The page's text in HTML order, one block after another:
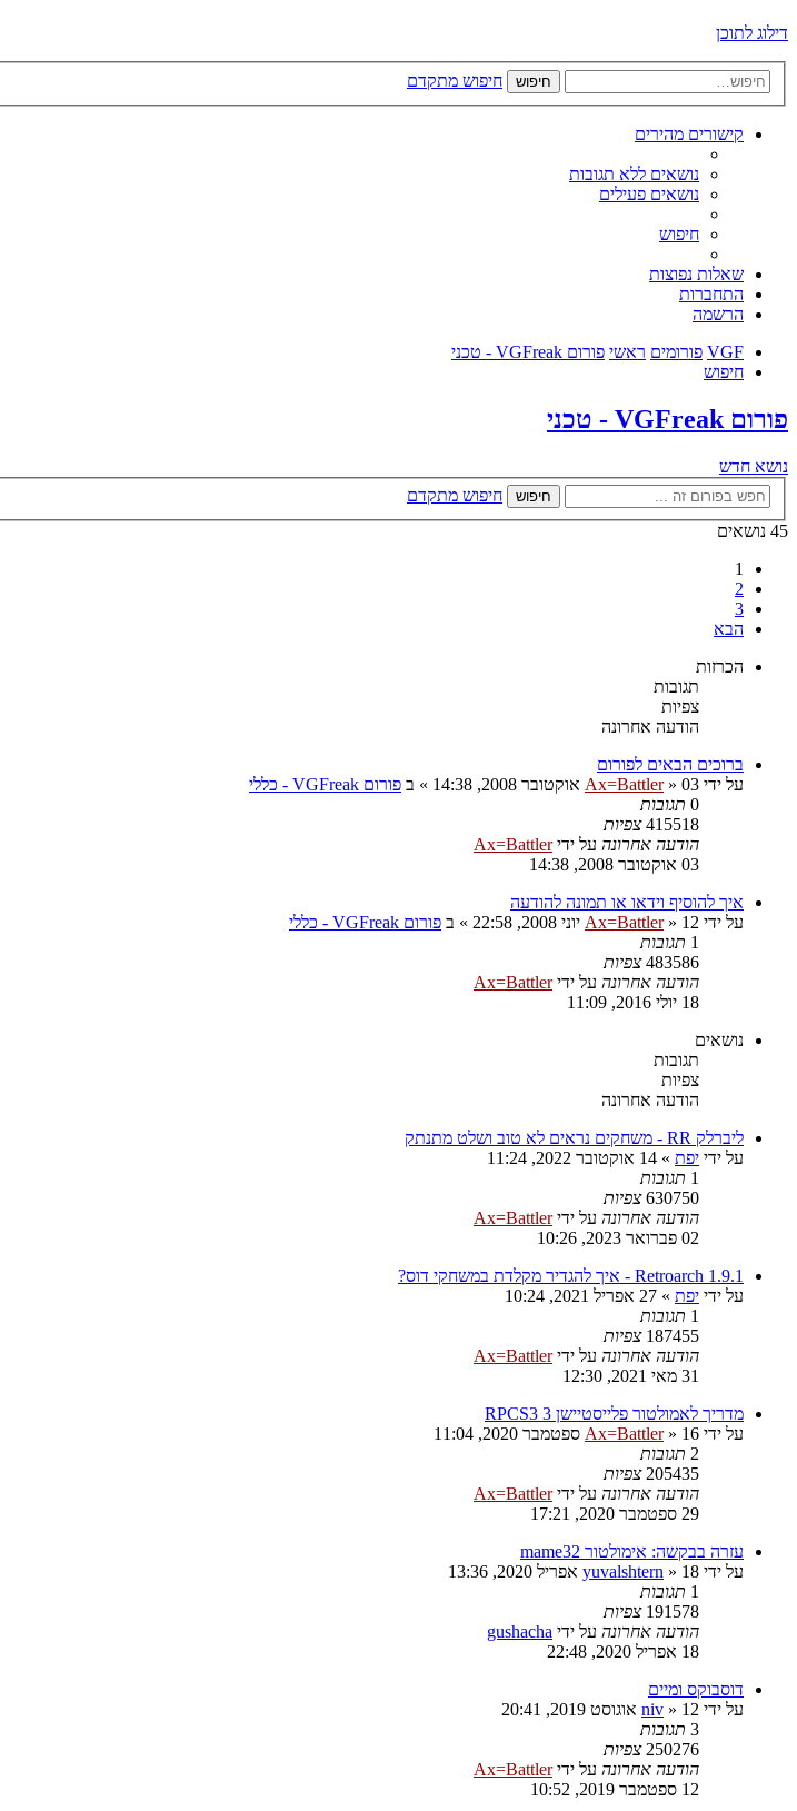
דילוג לתוכן
חיפוש חיפוש מתקדם
קישורים מהירים
נושאים ללא תגובות
נושאים פעילים
חיפוש
שאלות נפוצות
התחברות
הרשמה
VGF פורומים ראשי פורום VGFreak - טכני
חיפוש
פורום VGFreak - טכני
נושא חדש
חיפוש
חיפוש מתקדם
45 נושאים
1
2
3
הבא
הכרזות
תגובות
צפיות
הודעה אחרונה
ברוכים הבאים לפורום
על ידי
Ax=Battler» 03 אוקטובר 2008, 14:38 » ב פורום VGFreak - כללי
0 תגובות
415518 צפיות
הודעה אחרונה על ידיAx=Battler
03 אוקטובר 2008, 14:38
איך להוסיף וידאו או תמונה להודעה
על ידי
Ax=Battler» 12 יוני 2008, 22:58 » ב פורום VGFreak - כללי
1 תגובות
483586 צפיות
הודעה אחרונה על ידיAx=Battler
18 יולי 2016, 11:09
נושאים
תגובות
צפיות
הודעה אחרונה
ליברלק RR - משחקים נראים לא טוב ושלט מתנתק
על ידי יפת » 14 אוקטובר 2022, 11:24
1 תגובות
630750 צפיות
הודעה אחרונה על ידיAx=Battler
02 פברואר 2023, 10:26
Retroarch 1.9.1 - איך להגדיר מקלדת במשחקי דוס?
על ידי יפת » 27 אפריל 2021, 10:24
1 תגובות
187455 צפיות
הודעה אחרונה על ידיAx=Battler
31 מאי 2021, 12:30
מדריך לאמולטור פלייסטיישן 3 RPCS3
על ידי
Ax=Battler» 16 ספטמבר 2020, 11:04
2 תגובות
205435 צפיות
הודעה אחרונה על ידיAx=Battler
29 ספטמבר 2020, 17:21
עזרה בבקשה: אימולטור mame32
על ידי
yuvalshtern » 18 אפריל 2020, 13:36
1 תגובות
191578 צפיות
הודעה אחרונה על ידי gushacha
18 אפריל 2020, 22:48
דוסבוקס ומיים
על ידי
niv » 12 אוגוסט 2019, 20:41
3 תגובות
250276 צפיות
הודעה אחרונה על ידיAx=Battler
12 ספטמבר 2019, 10:52